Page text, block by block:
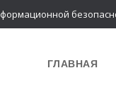
ГЛАВНАЯ